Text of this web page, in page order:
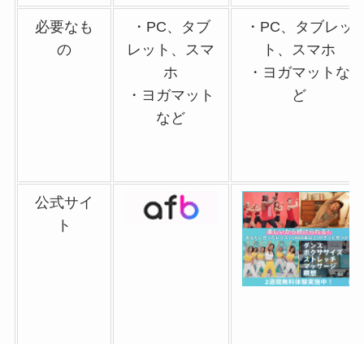
必要なも
の
・PC、タブ
レット、スマ
ホ
・ヨガマット
など
・PC、タブレッ
ト、スマホ
・ヨガマットな
ど
公式サイ
ト